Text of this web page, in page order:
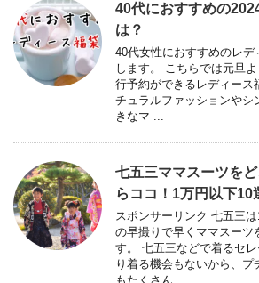
40代におすすめの
は？
40代女性におすすめのレ
します。 こちらでは元旦
行予約ができるレディース
チュラルファッションやシ
きなマ ...
七五三ママスーツを
らココ！1万円以下10
スポンサーリンク 七五三
の早撮りで早くママスーツ
す。 七五三などで着るセ
り着る機会もないから、プ
もたくさん ...